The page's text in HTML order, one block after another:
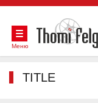
Меню
TITLE